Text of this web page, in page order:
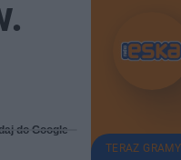
do Google
TERAZ GRAMY